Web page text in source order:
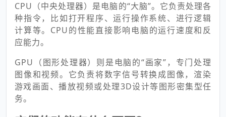
CPU（中央处理器）是电脑的“大脑”。它负责处理各
种指令，比如打开程序、运行操作系统、进行逻辑
计算等。CPU的性能直接影响电脑的运行速度和反
应能力。
GPU（图形处理器）则是电脑的“画家”，专门处理
图像和视频。它负责将数字信号转换成图像，渲染
游戏画面、播放视频或处理3D设计等图形密集型任
务。